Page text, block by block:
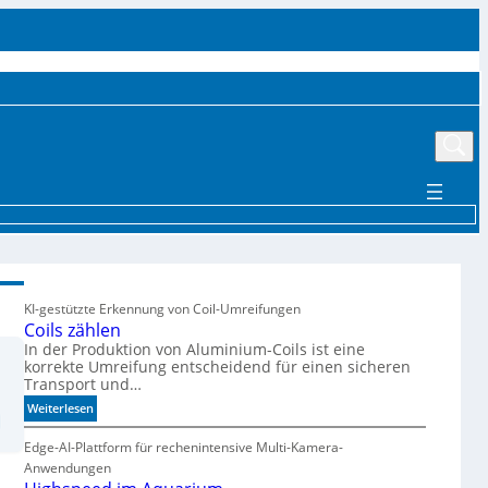
KI-gestützte Erkennung von Coil-Umreifungen
Coils zählen
In der Produktion von Aluminium-Coils ist eine
korrekte Umreifung entscheidend für einen sicheren
Transport und…
Weiterlesen:
C
o
i
Edge-AI-Plattform für rechenintensive Multi-Kamera-
Anwendungen